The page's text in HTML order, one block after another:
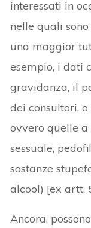
interessati in
nelle quali
una maggior
esempio, i dati
gravidanza, il
dei consultori,
ovvero quelle
sessuale,
sostanze
alcool) [ex artt.
Ancora,